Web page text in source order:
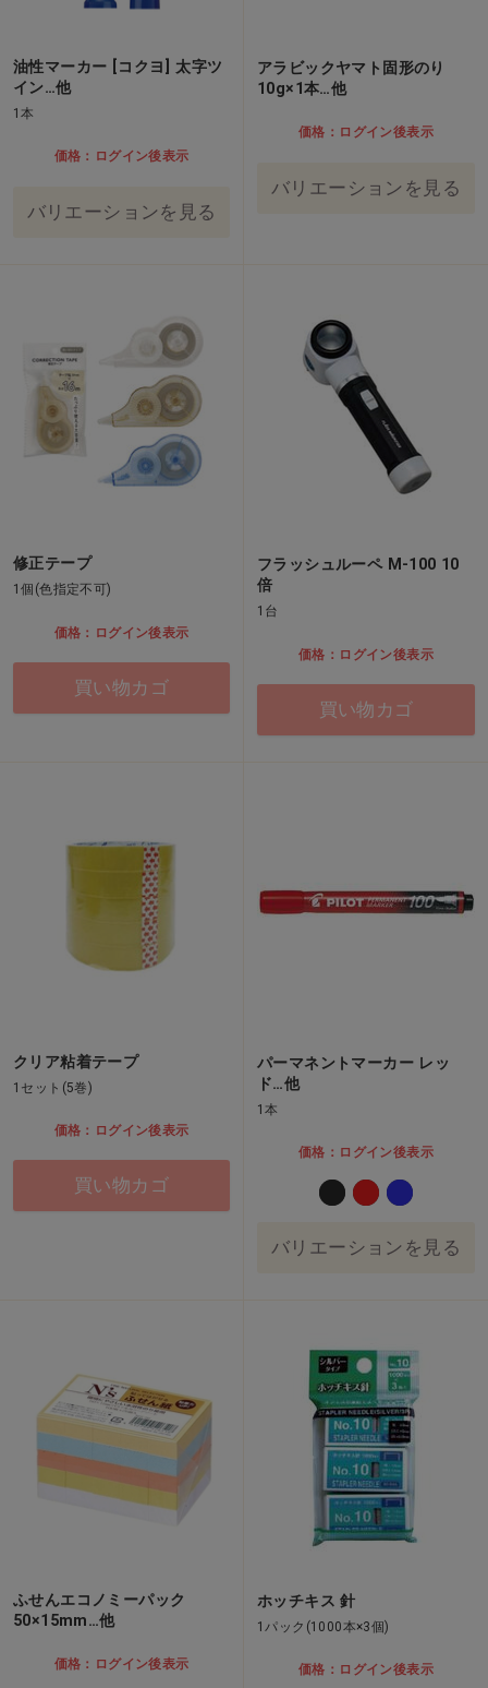
油性マーカー [コクヨ] 太字ツ
イン…他
1本
価格：ログイン後表示
バリエーションを見る
アラビックヤマト固形のり
10g×1本…他
価格：ログイン後表示
バリエーションを見る
修正テープ
1個(色指定不可)
価格：ログイン後表示
買い物カゴ
フラッシュルーペ M-100 10
倍
1台
価格：ログイン後表示
買い物カゴ
クリア粘着テープ
1セット(5巻)
価格：ログイン後表示
買い物カゴ
パーマネントマーカー レッ
ド…他
1本
価格：ログイン後表示
バリエーションを見る
ふせんエコノミーパック
50×15mm…他
価格：ログイン後表示
ホッチキス 針
1パック(1000本×3個)
価格：ログイン後表示